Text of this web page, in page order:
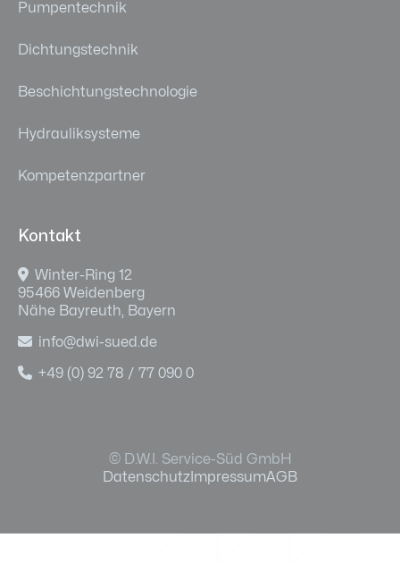
Pumpentechnik
Dichtungstechnik
Beschichtungstechnologie
Hydrauliksysteme
Kompetenzpartner
Kontakt
 Winter-Ring 12
95466 Weidenberg
Nähe Bayreuth, Bayern
 info@dwi-sued.de
 +49 (0) 92 78 / 77 090 0
Datenschutz ImpressumAGB
© D.W.I. Service-Süd GmbH